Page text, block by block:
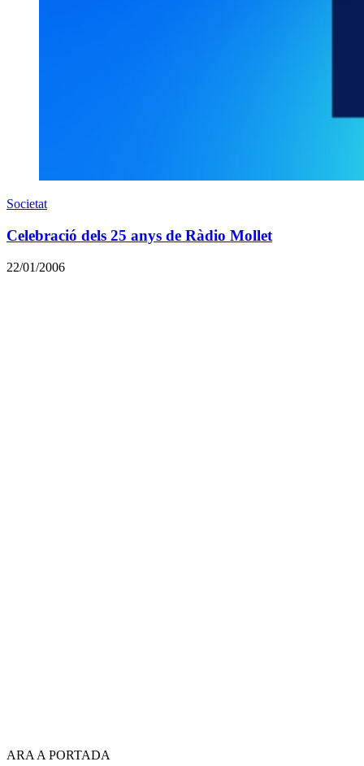
Societat
Celebració dels 25 anys de Ràdio Mollet
22/01/2006
ARA A PORTADA